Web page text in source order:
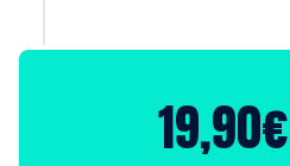
19,90€